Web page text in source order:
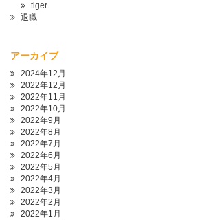
tiger
退職
アーカイブ
2024年12月
2022年12月
2022年11月
2022年10月
2022年9月
2022年8月
2022年7月
2022年6月
2022年5月
2022年4月
2022年3月
2022年2月
2022年1月